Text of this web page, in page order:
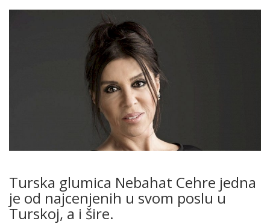
Turska glumica Nebahat Cehre jedna
je od najcenjenih u svom poslu u
Turskoj, a i šire.